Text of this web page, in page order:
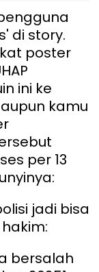
di story.
poster
ini ke
kamu
per 13
jadi bisa
bersalah